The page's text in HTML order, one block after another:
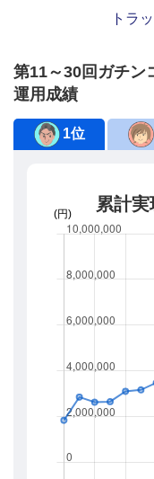
トラ
第11～30回ガチン
運用成績
1位